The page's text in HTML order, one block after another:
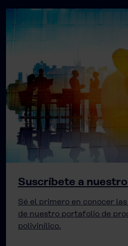
Suscríbete a
Sé el primero en conocer
de nuestro portafolio de
polivinílico.